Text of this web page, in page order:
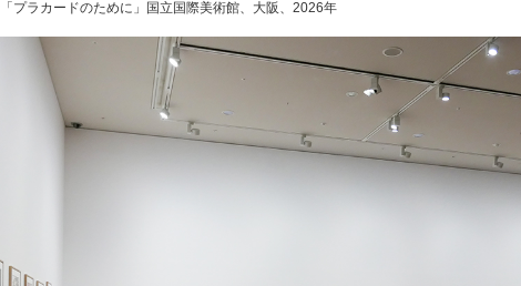
プラカードのために」国立国際美術館、大阪、2026年